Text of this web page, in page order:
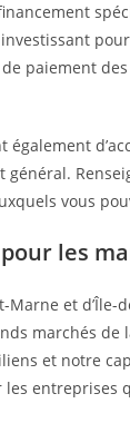
paiement
vous
les
Marne et
marchés
et notre
entreprises